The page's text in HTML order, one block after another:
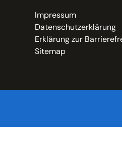
Impressum
Datenschutzerklärung
Erklärung zur
Sitemap